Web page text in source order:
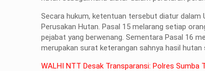
Secara hukum, ketentuan tersebut diatur dalam
Perusakan Hutan. Pasal 15 melarang setiap
pejabat yang berwenang. Sementara Pasal 16
merupakan surat keterangan sahnya hasil
WALHI NTT Desak Transparansi: Polres Sumba